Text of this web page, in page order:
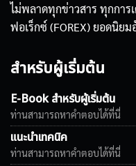
ไม่พลาดทุกข่าวสาร ทุกการ
ฟอเร็กซ์ (FOREX) ยอดนิย
สำหรับผู้เริ่มต้น
E-Book สำหรับผู้เริ่มต้น
ท่านสามารถหาคำตอบได้ที่นี่
แนะนำเทคนิค
ท่านสามารถหาคำตอบได้ที่นี่